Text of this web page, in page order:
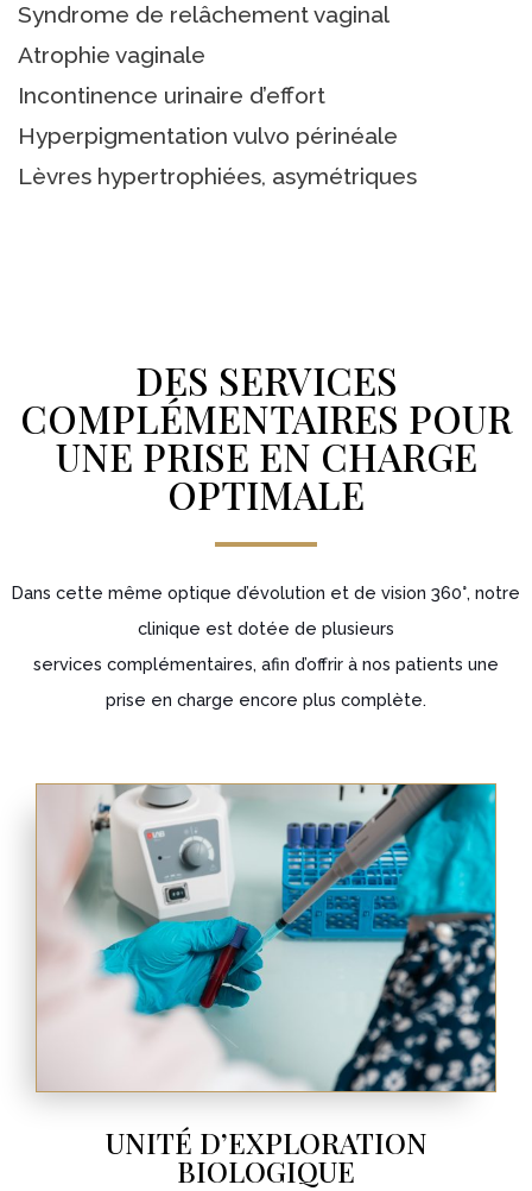
Syndrome de relâchement vaginal
Atrophie vaginale
Incontinence urinaire d’effort
Hyperpigmentation vulvo périnéale
Lèvres hypertrophiées, asymétriques
DES SERVICES
COMPLÉMENTAIRES POUR
UNE PRISE EN CHARGE
OPTIMALE
Dans cette même optique d’évolution et de vision 360°, notre
clinique est dotée de plusieurs
services complémentaires, afin d’offrir à nos patients une
prise en charge encore plus complète.
UNITÉ D’EXPLORATION
BIOLOGIQUE